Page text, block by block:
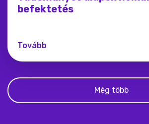
befektetés
Tovább
Még több